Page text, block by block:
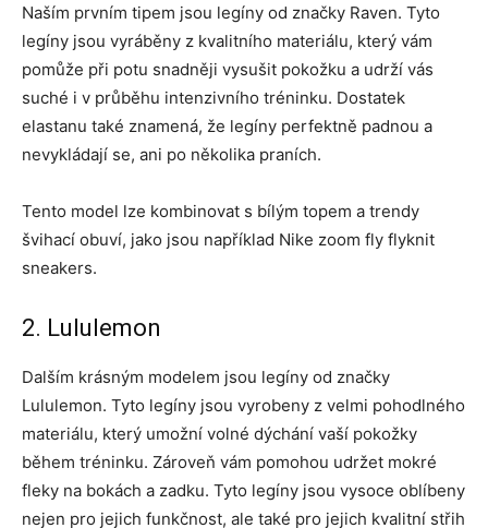
Naším prvním tipem jsou legíny od značky Raven. Tyto
legíny jsou vyráběny z kvalitního materiálu, který vám
pomůže při potu snadněji vysušit pokožku a udrží vás
suché i v průběhu intenzivního tréninku. Dostatek
elastanu také znamená, že legíny perfektně padnou a
nevykládají se, ani po několika praních.
Tento model lze kombinovat s bílým topem a trendy
švihací obuví, jako jsou například Nike zoom fly flyknit
sneakers.
2. Lululemon
Dalším krásným modelem jsou legíny od značky
Lululemon. Tyto legíny jsou vyrobeny z velmi pohodlného
materiálu, který umožní volné dýchání vaší pokožky
během tréninku. Zároveň vám pomohou udržet mokré
fleky na bokách a zadku. Tyto legíny jsou vysoce oblíbeny
nejen pro jejich funkčnost, ale také pro jejich kvalitní střih